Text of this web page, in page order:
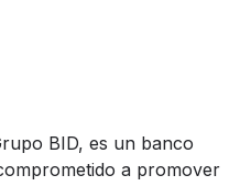
BID, es un banco
a promover